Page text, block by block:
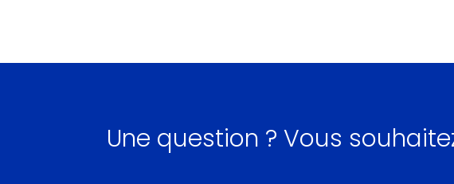
Une question ? Vous